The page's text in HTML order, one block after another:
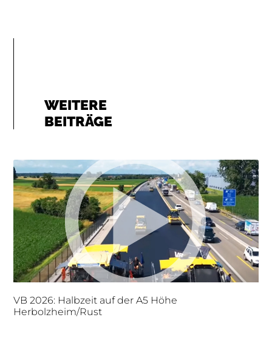
WEITERE
BEITRÄGE
VB 2026: Halbzeit auf der A5 Höhe
Herbolzheim/Rust